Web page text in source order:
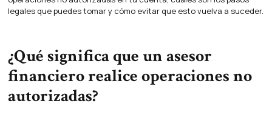
legales que puedes tomar y cómo evitar que esto vuelva a suceder.
¿Qué significa que un asesor
financiero realice operaciones no
autorizadas?